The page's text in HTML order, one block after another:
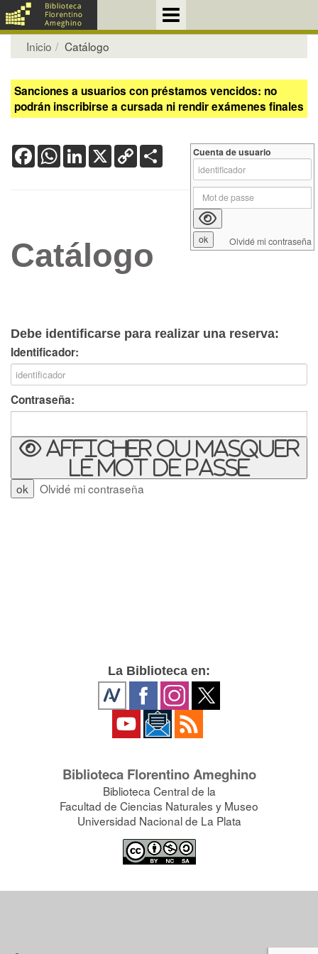
Inicio Catálogo
Sanciones a usuarios con préstamos vencidos: no
podrán inscribirse a cursada ni rendir exámenes finales
FacebookWhatsApp
LinkedIn
X Copy
Link
Catálogo
Debe identificarse para realizar una reserva:
Identificador:
Contraseña:
Afficher ou masquer
le mot de passe
Olvidé mi contraseña
Cuenta de usuario
Olvidé mi contraseña
La Biblioteca en:
Biblioteca Florentino Ameghino
Biblioteca Central de la
Facultad de Ciencias Naturales y Museo
Universidad Nacional de La Plata